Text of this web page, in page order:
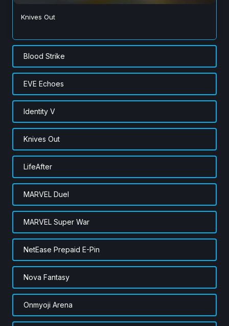
Knives Out
Blood Strike
EVE Echoes
Identity V
Knives Out
LifeAfter
MARVEL Duel
MARVEL Super War
NetEase Prepaid E-Pin
Nova Fantasy
Onmyoji Arena